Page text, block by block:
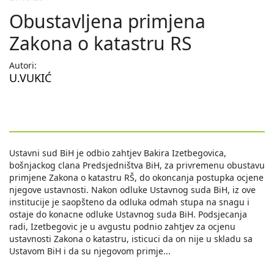
Obustavljena primjena
Zakona o katastru RS
Autori:
U.VUKIĆ
Ustavni sud BiH je odbio zahtjev Bakira Izetbegovica,
bošnjackog clana Predsjedništva BiH, za privremenu obustavu
primjene Zakona o katastru RŠ, do okoncanja postupka ocjene
njegove ustavnosti. Nakon odluke Ustavnog suda BiH, iz ove
institucije je saopšteno da odluka odmah stupa na snagu i
ostaje do konacne odluke Ustavnog suda BiH. Podsjecanja
radi, Izetbegovic je u avgustu podnio zahtjev za ocjenu
ustavnosti Zakona o katastru, isticuci da on nije u skladu sa
Ustavom BiH i da su njegovom primje...